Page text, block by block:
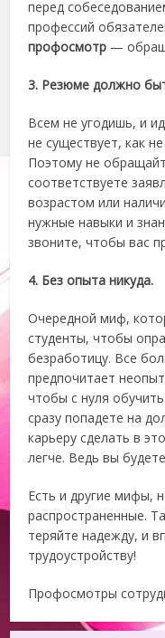
перед
профессий
профосмотр —
3. Резюме должно
Всем не угодишь, и
не существует, как
Поэтому не
соответствуете
возрастом или
нужные навыки и
звоните, чтобы вас
4. Без опыта никуда.
Очередной миф,
студенты, чтобы
безработицу. Все
предпочитает
чтобы с нуля
сразу попадете на
карьеру сделать в
легче. Ведь вы
Есть и другие мифы,
распространенные.
теряйте надежду, и
трудоустройству!
Профосмотры